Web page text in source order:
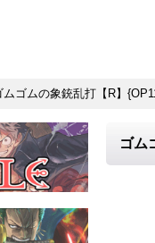
ムゴムの象銃乱打【R】
ゴム